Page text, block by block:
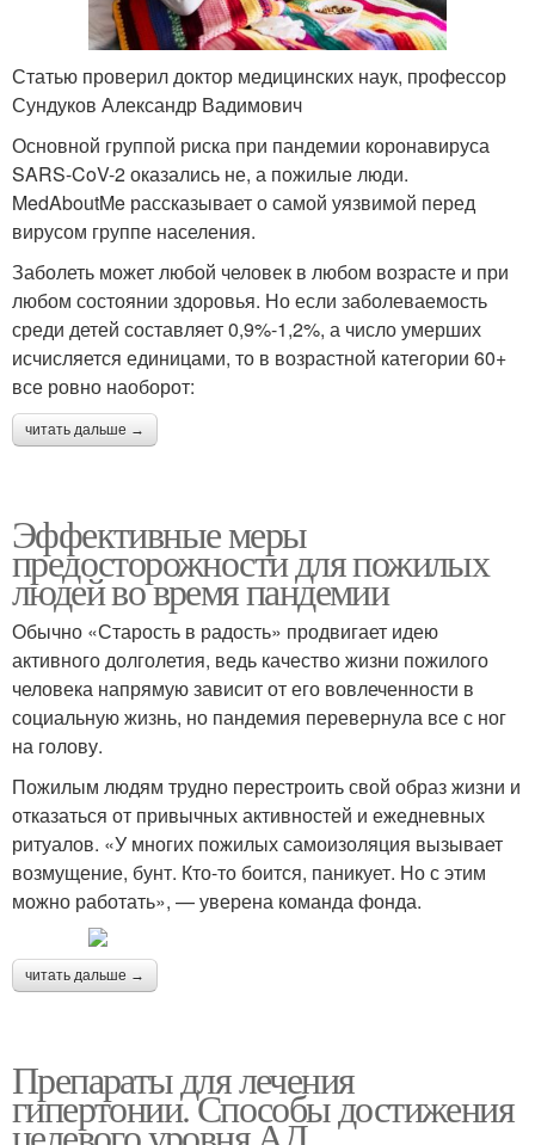
Статью проверил доктор медицинских наук, профессор
Сундуков Александр Вадимович
Основной группой риска при пандемии коронавируса
SARS-CoV-2 оказались не, а пожилые люди.
MedAboutMe рассказывает о самой уязвимой перед
вирусом группе населения.
Заболеть может любой человек в любом возрасте и при
любом состоянии здоровья. Но если заболеваемость
среди детей составляет 0,9%-1,2%, а число умерших
исчисляется единицами, то в возрастной категории 60+
все ровно наоборот:
читать дальше →
Эффективные меры
предосторожности для пожилых
людей во время пандемии
Обычно «Старость в радость» продвигает идею
активного долголетия, ведь качество жизни пожилого
человека напрямую зависит от его вовлеченности в
социальную жизнь, но пандемия перевернула все с ног
на голову.
Пожилым людям трудно перестроить свой образ жизни и
отказаться от привычных активностей и ежедневных
ритуалов. «У многих пожилых самоизоляция вызывает
возмущение, бунт. Кто-то боится, паникует. Но с этим
можно работать», — уверена команда фонда.
читать дальше →
Препараты для лечения
гипертонии. Способы достижения